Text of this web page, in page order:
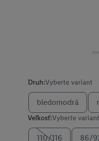
Druh:Vyberte variant
bledomodrá
Veľkosť:Vyberte variant
110/116 86/